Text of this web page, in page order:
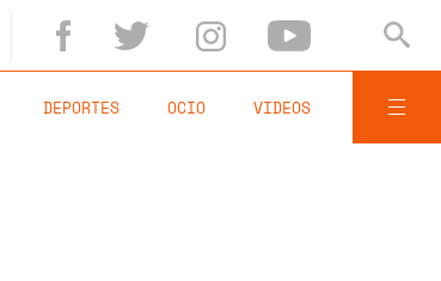
DEPORTES OCIO VIDEOS